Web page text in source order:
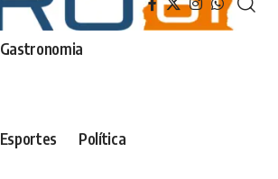
Gastronomia
Esportes Política